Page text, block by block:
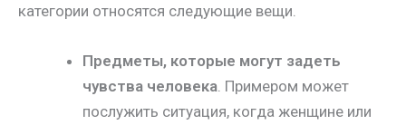
категории относятся следующие вещи.
Предметы, которые могут задеть
чувства человека . Примером может
послужить ситуация, когда женщине или